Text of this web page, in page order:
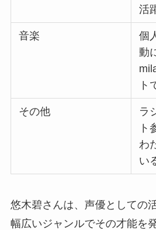
活
音楽
個
動
ト
その他
ラ
ト
わ
い
悠木碧さんは、声優としての
幅広いジャンルでその才能を